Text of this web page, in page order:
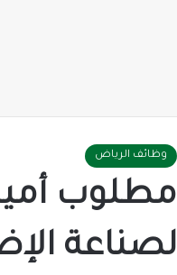
وظائف الرياض
مطلوب
لصناعة